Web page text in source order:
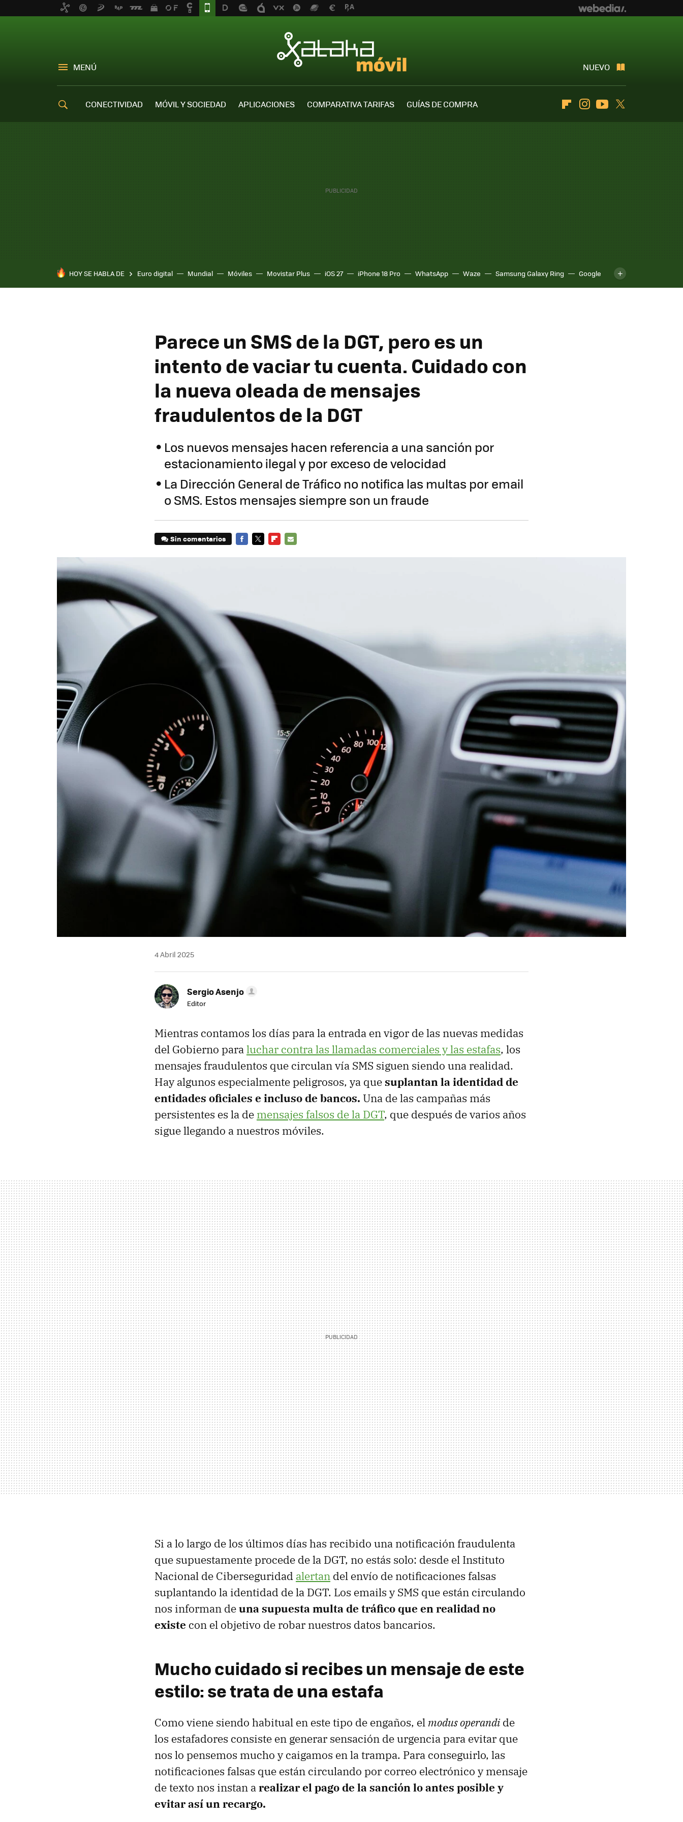
MENÚ NUEVO
CONECTIVIDAD MÓVIL Y SOCIEDAD APLICACIONES COMPARATIVA TARIFAS
GUÍAS DE COMPRA
FlipboardInstagramYoutube
HOY SE HABLA DE Euro digital Mundial Móviles Movistar Plus iOS 27 iPhone 18 Pro WhatsApp Waze Samsung Galaxy Ring
Google
Pixel 10a
Parece un SMS de la DGT, pero es un
intento de vaciar tu cuenta. Cuidado con
la nueva oleada de mensajes
fraudulentos de la DGT
Los nuevos mensajes hacen referencia a una sanción por
estacionamiento ilegal y por exceso de velocidad
La Dirección General de Tráfico no notifica las multas por email
o SMS. Estos mensajes siempre son un fraude
Sin comentarios
4 Abril 2025
Sergio Asenjo
Editor
Mientras contamos los días para la entrada en vigor de las nuevas medidas
del Gobierno paraluchar contra las llamadas comerciales y las estafas, los
mensajes fraudulentos que circulan vía SMS siguen siendo una realidad.
Hay algunos especialmente peligrosos, ya quesuplantan la identidad de
entidades oficiales e incluso de bancos. Una de las campañas más
persistentes es la de mensajes falsos de la DGT, que después de varios años
sigue llegando a nuestros móviles.
Si a lo largo de los últimos días has recibido una notificación fraudulenta
que supuestamente procede de la DGT, no estás solo: desde el Instituto
Nacional de Ciberseguridad alertan del envío de notificaciones falsas
suplantando la identidad de la DGT. Los emails y SMS que están circulando
nos informan deuna supuesta multa de tráfico que en realidad no
existe con el objetivo de robar nuestros datos bancarios.
Mucho cuidado si recibes un mensaje de este
estilo: se trata de una estafa
Como viene siendo habitual en este tipo de engaños, el modus operandide
los estafadores consiste en generar sensación de urgencia para evitar que
nos lo pensemos mucho y caigamos en la trampa. Para conseguirlo, las
notificaciones falsas que están circulando por correo electrónico y mensaje
de texto nos instan arealizar el pago de la sanción lo antes posible y
evitar así un recargo.